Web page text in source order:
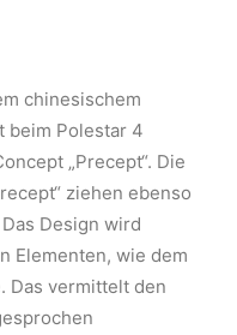
chinesischem
beim Polestar 4
„Precept“. Die
ziehen ebenso
Design wird
Elementen, wie dem
Das vermittelt den